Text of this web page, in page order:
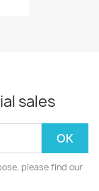
sales
please find our